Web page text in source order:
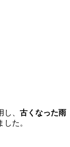
、 古くなった雨
した。